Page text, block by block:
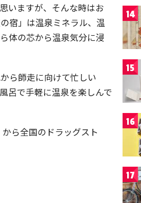
いますが、そんな時はお
宿」は温泉ミネラル、温
体の芯から温泉気分に浸
ら師走に向けて忙しい
呂で手軽に温泉を楽しんで
ら全国のドラッグスト
14
15
16
17